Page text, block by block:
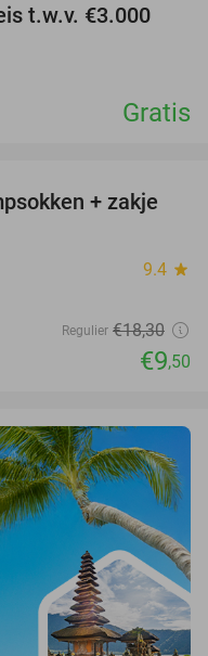
t.w.v. €3.000
Gratis
48%
+ zakje
9.4 star
Regulier €18,30
€9,50